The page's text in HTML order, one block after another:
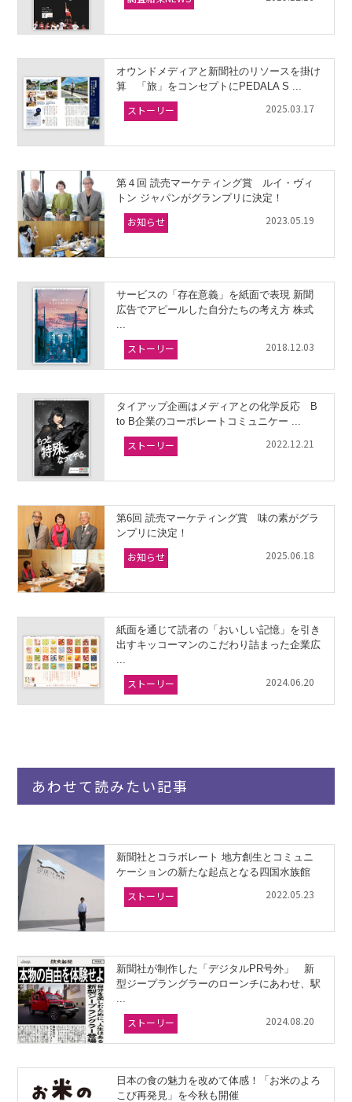
オウンドメディアと新聞社のリソースを掛け
算 「旅」をコンセプトにPEDALA S ...
ストーリー 2025.03.17
第４回 読売マーケティング賞 ルイ・ヴィ
トン ジャパンがグランプリに決定！
お知らせ 2023.05.19
サービスの「存在意義」を紙面で表現 新聞
広告でアピールした自分たちの考え方 株式
ストーリー 2018.12.03
タイアップ企画はメディアとの化学反応 B
to B企業のコーポレートコミュニケー ...
ストーリー 2022.12.21
第6回 読売マーケティング賞 味の素がグラ
ンプリに決定！
お知らせ 2025.06.18
紙面を通じて読者の「おいしい記憶」を引き
出すキッコーマンのこだわり詰まった企業広
ストーリー 2024.06.20
あわせて読みたい記事
新聞社とコラボレート 地方創生とコミュニ
ケーションの新たな起点となる四国水族館
ストーリー 2022.05.23
新聞社が制作した「デジタルPR号外」 新
型ジープラングラーのローンチにあわせ、駅
ストーリー 2024.08.20
日本の食の魅力を改めて体感！「お米のよろ
こび再発見」を今秋も開催